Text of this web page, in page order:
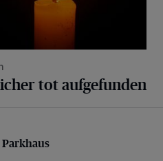
tot aufgefunden